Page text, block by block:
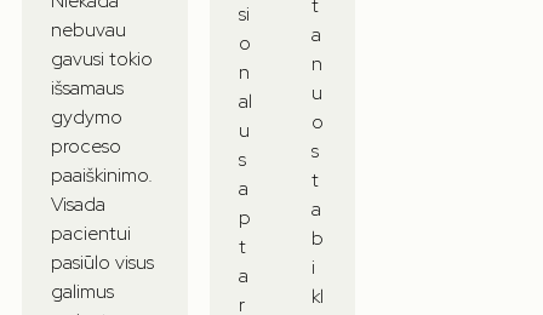
nebuvau
gavusi tokio
išsamaus
gydymo
proceso
paaiškinimo.
Visada
pacientui
pasiūlo visus
galimus
t
a
n
u
o
s
t
a
b
i
kl
si
o
n
al
u
s
a
p
t
a
r